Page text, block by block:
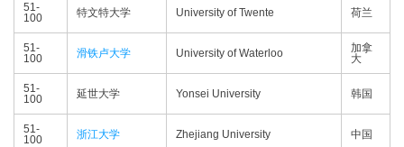
51-
100
特文特大学 University of Twente 荷兰
51-
100
滑铁卢大学 University of Waterloo
加拿
大
51-
100
延世大学 Yonsei University 韩国
51-
100
浙江大学 Zhejiang University 中国